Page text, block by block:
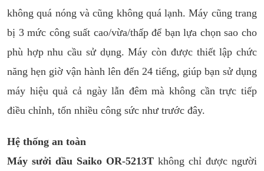
không quá nóng và cũng không quá lạnh. Máy cũng trang
bị 3 mức công suất cao/vừa/thấp để bạn lựa chọn sao cho
phù hợp nhu cầu sử dụng. Máy còn được thiết lập chức
năng hẹn giờ vận hành lên đến 24 tiếng, giúp bạn sử dụng
máy hiệu quả cả ngày lẫn đêm mà không cần trực tiếp
điều chỉnh, tốn nhiều công sức như trước đây.
Hệ thống an toàn
Máy sưởi dầu Saiko OR-5213T không chỉ được người